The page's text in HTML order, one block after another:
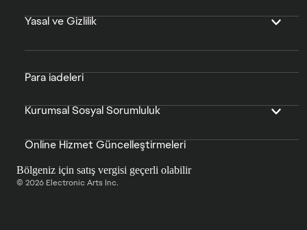
Yasal ve Gizlilik
Para iadeleri
Kurumsal Sosyal Sorumluluk
Online Hizmet Güncelleştirmeleri
Bölgeniz için satış vergisi geçerli olabilir
© 2026 Electronic Arts Inc.